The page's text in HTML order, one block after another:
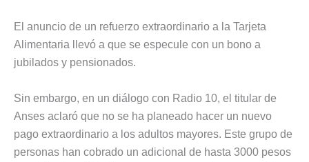
El anuncio de un refuerzo extraordinario a la Tarjeta
Alimentaria llevó a que se especule con un bono a
jubilados y pensionados.
Sin embargo, en un diálogo con Radio 10, el titular de
Anses aclaró que no se ha planeado hacer un nuevo
pago extraordinario a los adultos mayores. Este grupo de
personas han cobrado un adicional de hasta 3000 pesos